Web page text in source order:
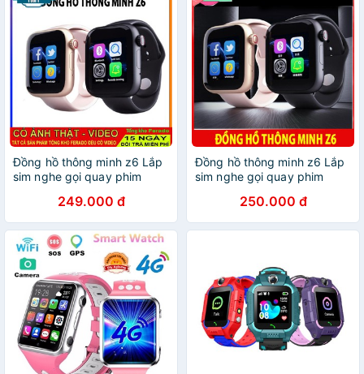
Đồng hồ thông minh z6 Lắp
sim nghe gọi quay phim
249.000 đ
Đồng hồ thông minh z6 Lắp
sim nghe gọi quay phim
250.000 đ